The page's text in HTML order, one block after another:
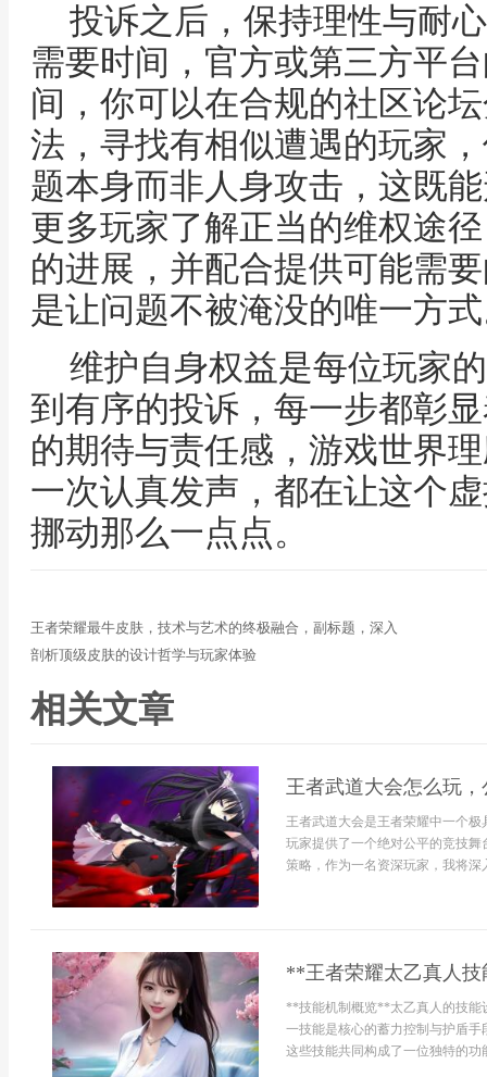
投诉之后，保持理性与耐
需要时间，官方或第三方平
间，你可以在合规的社区论
法，寻找有相似遭遇的玩家
题本身而非人身攻击，这既
更多玩家了解正当的维权途
的进展，并配合提供可能需
是让问题不被淹没的唯一方
维护自身权益是每位玩家
到有序的投诉，每一步都彰
的期待与责任感，游戏世界
一次认真发声，都在让这个
挪动那么一点点。
王者荣耀最牛皮肤，技术与艺术的终极融合，副标题，深入
剖析顶级皮肤的设计哲学与玩家体验
相关文章
王者武道大会怎么玩
王者武道大会是王者荣耀中一个
玩家提供了一个绝对公平的竞技
策略，作为一名资深玩家，我将
**王者荣耀太乙真人
**技能机制概览**太乙真人的技能
一技能是核心的蓄力控制与护盾
这些技能共同构成了一位独特的